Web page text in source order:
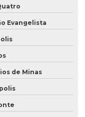
Evangelista
de Minas